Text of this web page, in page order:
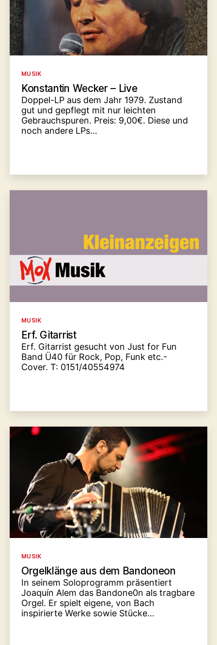
Kategorien
MUSIK
Konstantin Wecker – Live
Doppel-LP aus dem Jahr 1979. Zustand
gut und gepflegt mit nur leichten
Gebrauchspuren. Preis: 9,00€. Diese und
noch andere LPs…
Kategorien
MUSIK
Erf. Gitarrist
Erf. Gitarrist gesucht von Just for Fun
Band Ü40 für Rock, Pop, Funk etc.-
Cover. T: 0151/40554974
Kategorien
MUSIK
Orgelklänge aus dem Bandoneon
In seinem Soloprogramm präsentiert
Joaquín Alem das Bandone0n als tragbare
Orgel. Er spielt eigene, von Bach
inspirierte Werke sowie Stücke…